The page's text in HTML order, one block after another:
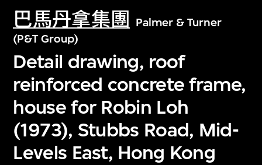
巴馬丹拿集團
Palmer & Turner
(P&T Group)
Detail drawing, roof
reinforced concrete frame,
house for Robin Loh
(1973), Stubbs Road, Mid-
Levels East, Hong Kong
文化藏品。